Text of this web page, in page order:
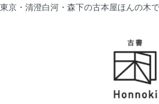
東京・清澄白河・森下の古本屋ほんの木